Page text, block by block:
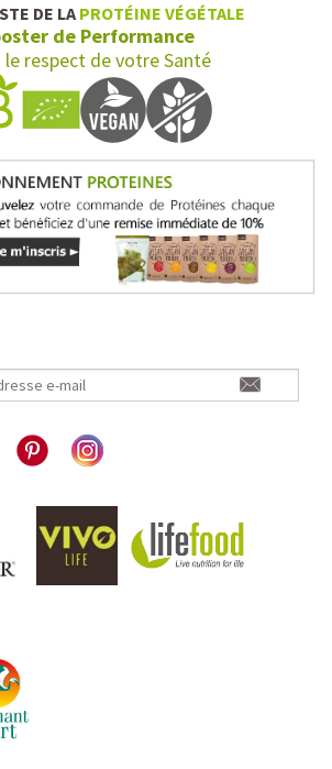
DE LA PROTÉINE VÉGÉTALE
de Performance
le respect de votre Santé